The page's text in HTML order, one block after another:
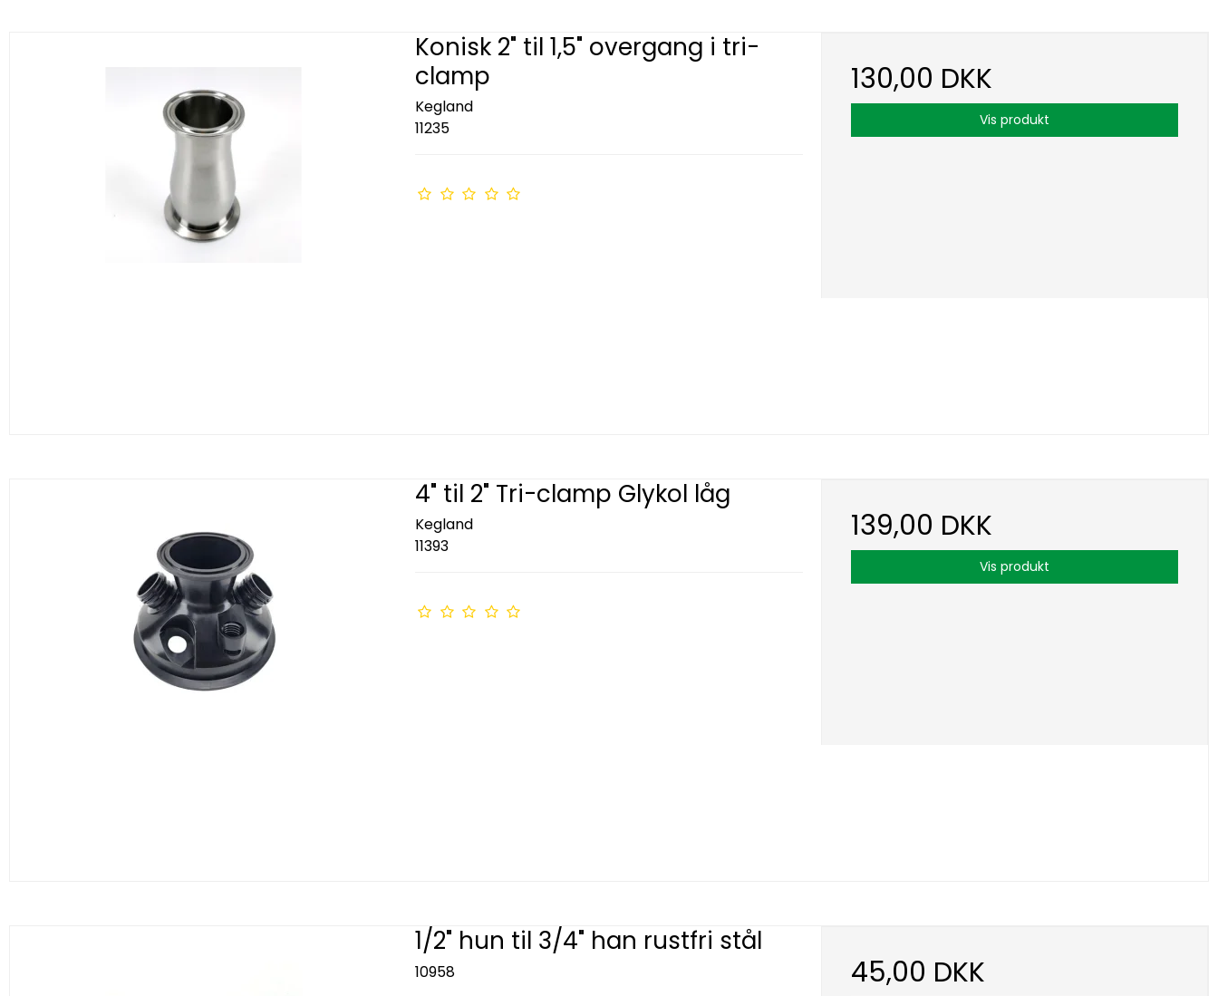
Konisk 2" til 1,5" overgang i tri-
clamp
Kegland
11235
130,00 DKK
Vis produkt
4" til 2" Tri-clamp Glykol låg
Kegland
11393
139,00 DKK
Vis produkt
1/2" hun til 3/4" han rustfri stål
10958 45,00 DKK